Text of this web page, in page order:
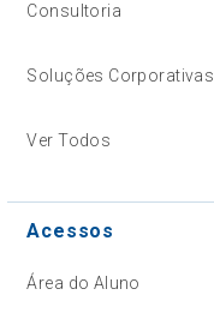
Consultoria
Soluções Corporativas
Ver Todos
Acessos
Área do Aluno